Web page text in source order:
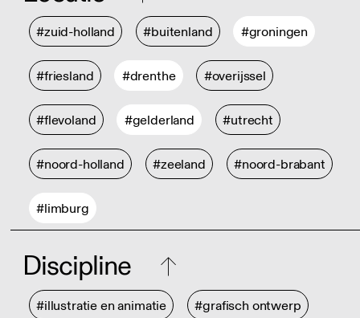
#zuid-holland #buitenland #groningen
#friesland #drenthe #overijssel
#flevoland #gelderland #utrecht
#noord-holland #zeeland #noord-brabant
#limburg
Discipline
#illustratie en animatie #grafisch ontwerp